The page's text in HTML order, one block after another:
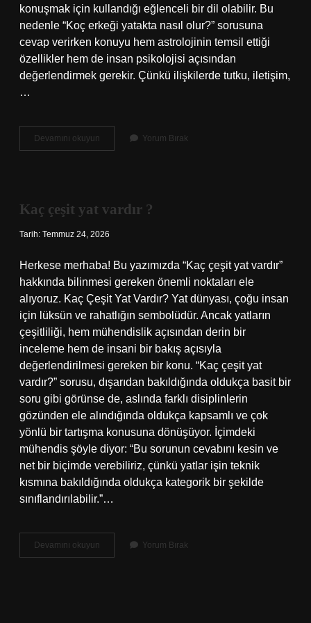
konuşmak için kullandığı eğlenceli bir dil olabilir. Bu
nedenle “Koç erkeği yatakta nasıl olur?” sorusuna
cevap verirken konuyu hem astrolojinin temsil ettiği
özellikler hem de insan psikolojisi açısından
değerlendirmek gerekir. Çünkü ilişkilerde tutku, iletişim,
…
Devamını okuyun
erkeği
Yorum Bırak
Kaç çeşit yat vardır ?
Tarih: Temmuz 24, 2026
Herkese merhaba! Bu yazımızda “Kaç çeşit yat vardır”
hakkında bilinmesi gereken önemli noktaları ele
alıyoruz. Kaç Çeşit Yat Vardır? Yat dünyası, çoğu insan
için lüksün ve rahatlığın sembolüdür. Ancak yatların
çeşitliliği, hem mühendislik açısından derin bir
inceleme hem de insani bir bakış açısıyla
değerlendirilmesi gereken bir konu. “Kaç çeşit yat
vardır?” sorusu, dışarıdan bakıldığında oldukça basit bir
soru gibi görünse de, aslında farklı disiplinlerin
gözünden ele alındığında oldukça kapsamlı ve çok
yönlü bir tartışma konusuna dönüşüyor. İçimdeki
mühendis şöyle diyor: “Bu sorunun cevabını kesin ve
net bir biçimde verebiliriz, çünkü yatlar işin teknik
kısmına bakıldığında oldukça kategorik bir şekilde
sınıflandırılabilir.”…
Devamını okuyun
çeşit
Yorum Bırak